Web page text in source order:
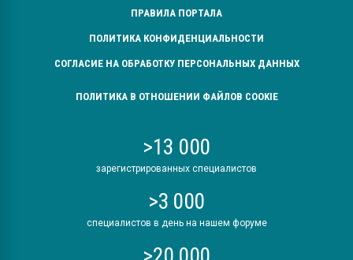
ПРАВИЛА ПОРТАЛА
ПОЛИТИКА КОНФИДЕНЦИАЛЬНОСТИ
СОГЛАСИЕ НА ОБРАБОТКУ ПЕРСОНАЛЬНЫХ ДАННЫХ
ПОЛИТИКА В ОТНОШЕНИИ ФАЙЛОВ COOKIE
>13 000
зарегистрированных специалистов
>3 000
специалистов в день на нашем форуме